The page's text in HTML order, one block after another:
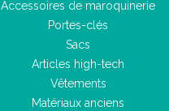
Accessoires de maroquinerie
Portes-clés
Sacs
Articles high-tech
Vêtements
Matériaux anciens